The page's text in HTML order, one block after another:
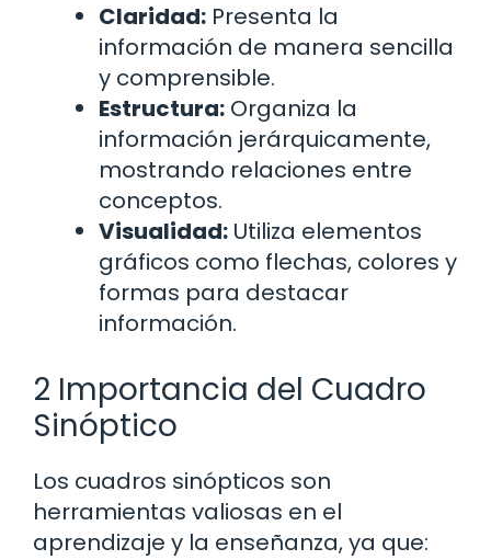
Claridad: Presenta la
información de manera sencilla
y comprensible.
Estructura: Organiza la
información jerárquicamente,
mostrando relaciones entre
conceptos.
Visualidad: Utiliza elementos
gráficos como flechas, colores y
formas para destacar
información.
2 Importancia del Cuadro
Sinóptico
Los cuadros sinópticos son
herramientas valiosas en el
aprendizaje y la enseñanza, ya que: